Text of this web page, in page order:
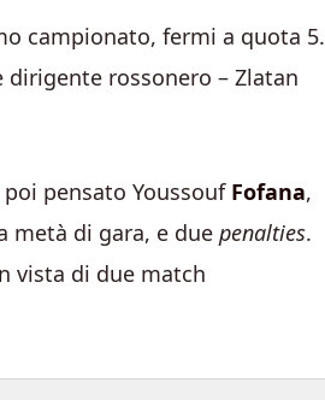
campionato, fermi a quota 5.
dirigente rossonero – Zlatan
pensato Youssouf Fofana,
metà di gara, e due penalties.
vista di due match